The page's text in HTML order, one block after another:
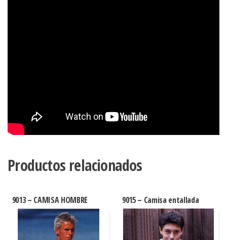
Productos relacionados
9013 – CAMISA HOMBRE 9015 – Camisa entallada